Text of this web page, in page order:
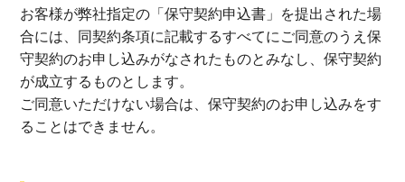
お客様が弊社指定の「保守契約申込書」を提出された場
合には、同契約条項に記載するすべてにご同意のうえ保
守契約のお申し込みがなされたものとみなし、保守契約
が成立するものとします。
ご同意いただけない場合は、保守契約のお申し込みをす
ることはできません。